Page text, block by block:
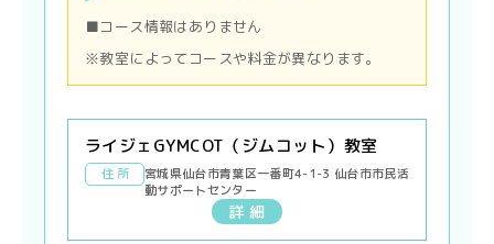
■コース情報はありません
※教室によってコースや料金が異なります。
ライジェGYMCOT（ジムコット）教室
住 所
宮城県仙台市青葉区一番町4-1-3 仙台市市民活
動サポートセンター
詳 細